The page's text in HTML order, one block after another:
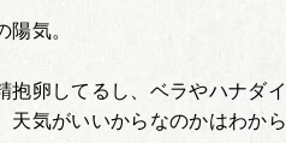
気。
抱卵してるし、ベラやハナダ
天気がいいからなのかはわか